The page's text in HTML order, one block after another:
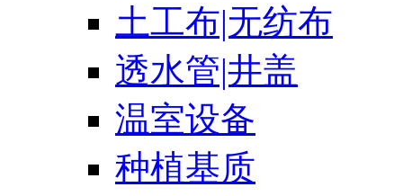
土工布|无纺布
透水管|井盖
温室设备
种植基质